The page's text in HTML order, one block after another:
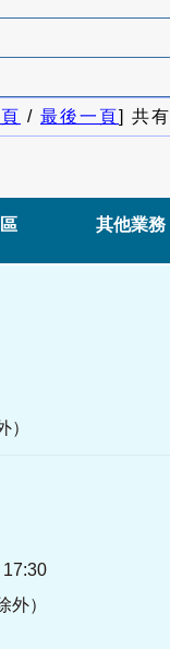
/ 最後一頁] 共有
其他業務
外）